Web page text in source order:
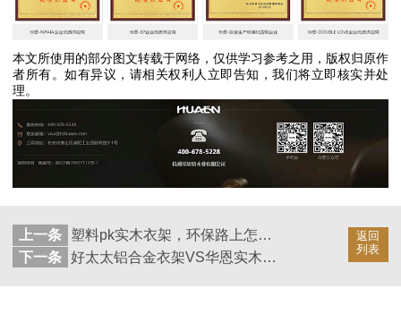
本文所使用的部分图文转载于网络，仅供学习参考之用，版权归原作
者所有。如有异议，请相关权利人立即告知，我们将立即核实并处
理。
返回
列表
上一条
塑料pk实木衣架，环保路上怎么能少了它？【华恩】
下一条
好太太铝合金衣架VS华恩实木衣架，戳这里了解【华恩】